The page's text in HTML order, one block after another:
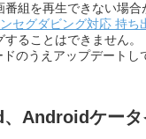
組を再生できない場
セグダビング対応 持
ることはできません。
のうえアップデートし
Androidケータ